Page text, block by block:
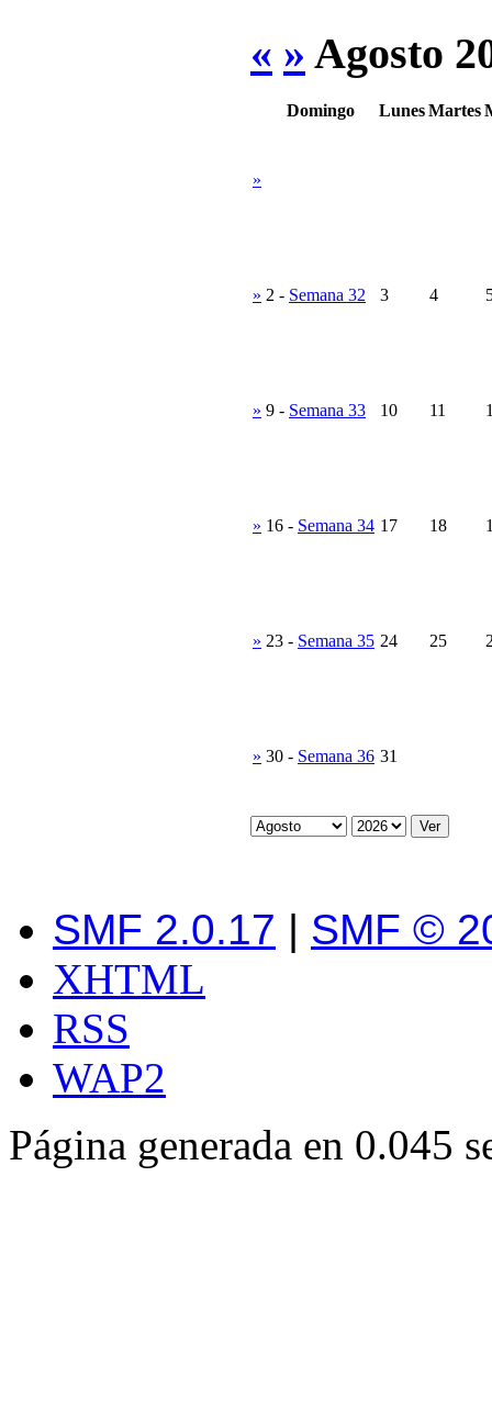
« » Agosto
Domingo LunesMartes
»
» 2 - Semana 32 3 4
» 9 - Semana 33 10 11
» 16 - Semana 34 17 18
» 23 - Semana 35 24 25
» 30 - Semana 36 31
SMF 2.0.17 | SMF ©
XHTML
RSS
WAP2
Página generada en 0.045